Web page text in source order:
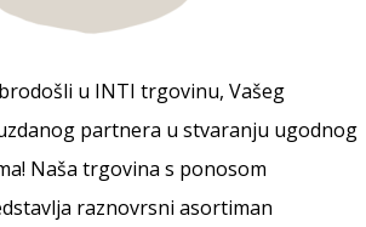
u INTI trgovinu, Vašeg
partnera u stvaranju ugodnog
Naša trgovina s ponosom
raznovrsni asortiman